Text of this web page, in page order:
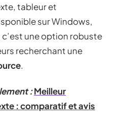
tableur et
sur Windows,
c’est une option robuste
recherchant une
.
:Meilleur
: comparatif et avis